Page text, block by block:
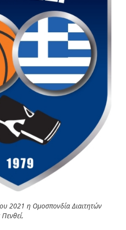
η Ομοσπονδία Διαιτητών